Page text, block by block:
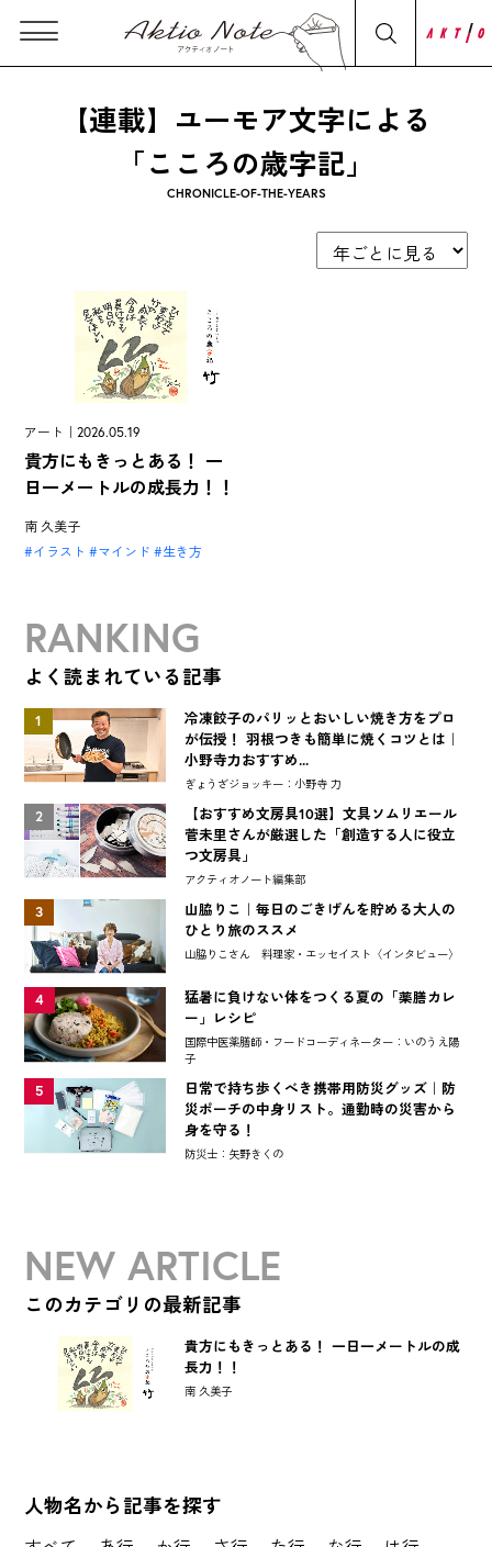
【連載】ユーモア文字による
「こころの歳字記」
CHRONICLE-OF-THE-YEARS
アート｜2026.05.19
貴方にもきっとある！ 一
日一メートルの成長力！！
南 久美子
イラスト
マインド 生き方
RANKING
よく読まれている記事
1
冷凍餃子のパリッとおいしい焼き方をプロ
が伝授！ 羽根つきも簡単に焼くコツとは｜
小野寺力おすすめ...
ぎょうざジョッキー：小野寺 力
2
【おすすめ文房具10選】文具ソムリエール
菅未里さんが厳選した「創造する人に役立
つ文房具」
アクティオノート編集部
3
山脇りこ｜毎日のごきげんを貯める大人の
ひとり旅のススメ
山脇りこさん 料理家・エッセイスト〈インタビュー〉
4
猛暑に負けない体をつくる夏の「薬膳カレ
ー」レシピ
国際中医薬膳師・フードコーディネーター：いのうえ陽
子
5
日常で持ち歩くべき携帯用防災グッズ｜防
災ポーチの中身リスト。通勤時の災害から
身を守る！
防災士：矢野きくの
NEW ARTICLE
このカテゴリの最新記事
貴方にもきっとある！ 一日一メートルの成
長力！！
南 久美子
人物名から記事を探す